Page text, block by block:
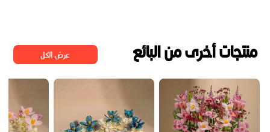
منتجات أخرى من البائع عرض الكل